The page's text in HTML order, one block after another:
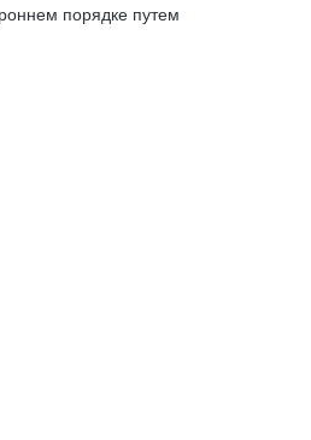
порядке путем